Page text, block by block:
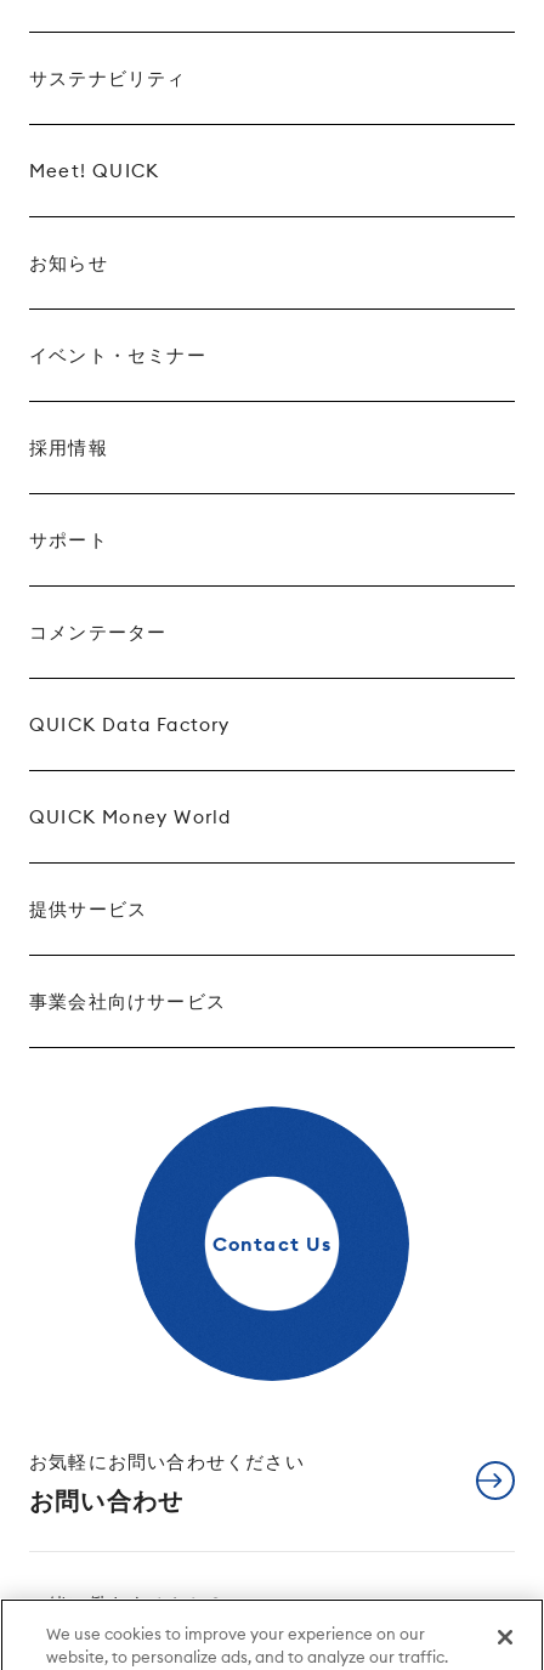
サステナビリティ
Meet! QUICK
お知らせ
イベント・セミナー
採用情報
サポート
コメンテーター
QUICK Data Factory
QUICK Money World
提供サービス
事業会社向けサービス
Contact Us
お気軽にお問い合わせください
お問い合わせ
一緒に働きませんか？
採用情報
We use cookies to improve your experience on our
website, to personalize ads, and to analyze our traffic.